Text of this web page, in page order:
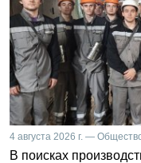
4 августа 2026 г. —
В поисках